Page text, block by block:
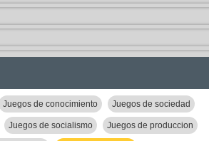
Juegos de conocimiento Juegos de sociedad
Juegos de socialismo Juegos de produccion